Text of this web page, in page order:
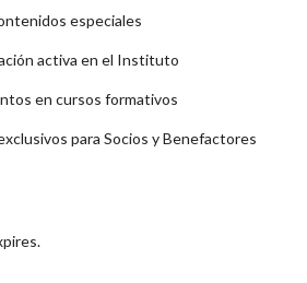
especiales
activa en el Instituto
en cursos formativos
para Socios y Benefactores